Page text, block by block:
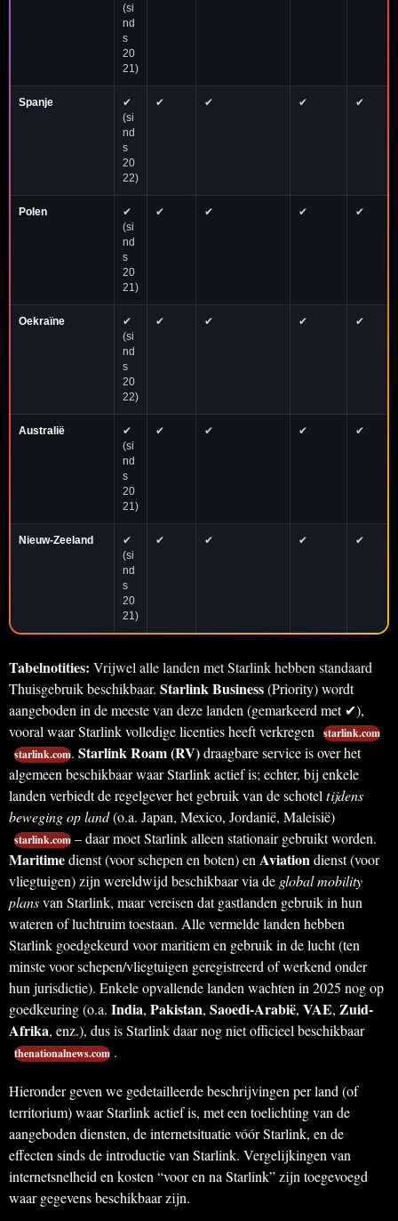
(si
nd
s
20
21)
Spanje
✔
(si
nd
s
20
22)
✔ ✔ ✔ ✔
Polen
✔
(si
nd
s
20
21)
✔ ✔ ✔ ✔
Oekraïne
✔
(si
nd
s
20
22)
✔ ✔ ✔ ✔
Australië
✔
(si
nd
s
20
21)
✔ ✔ ✔ ✔
Nieuw-Zeeland
✔
(si
nd
s
20
21)
✔ ✔ ✔ ✔
Tabelnotities: Vrijwel alle landen met Starlink hebben standaard
Thuisgebruik beschikbaar. Starlink Business(Priority) wordt
aangeboden in de meeste van deze landen (gemarkeerd met ✔),
vooral waar Starlink volledige licenties heeft verkregen starlink.com
starlink.com. Starlink Roam (RV)draagbare service is over het
algemeen beschikbaar waar Starlink actief is; echter, bij enkele
landen verbiedt de regelgever het gebruik van de schoteltijdens
beweging op land(o.a. Japan, Mexico, Jordanië, Maleisië)
starlink.com – daar moet Starlink alleen stationair gebruikt worden.
Maritimedienst (voor schepen en boten) enAviationdienst (voor
vliegtuigen) zijn wereldwijd beschikbaar via de global mobility
plansvan Starlink, maar vereisen dat gastlanden gebruik in hun
wateren of luchtruim toestaan. Alle vermelde landen hebben
Starlink goedgekeurd voor maritiem en gebruik in de lucht (ten
minste voor schepen/vliegtuigen geregistreerd of werkend onder
hun jurisdictie). Enkele opvallende landen wachten in 2025 nog op
goedkeuring (o.a. India, Pakistan, Saoedi-Arabië, VAE, Zuid-
Afrika, enz.), dus is Starlink daar nog niet officieel beschikbaar
thenationalnews.com .
Hieronder geven we gedetailleerde beschrijvingen per land (of
territorium) waar Starlink actief is, met een toelichting van de
aangeboden diensten, de internetsituatie vóór Starlink, en de
effecten sinds de introductie van Starlink. Vergelijkingen van
internetsnelheid en kosten “voor en na Starlink” zijn toegevoegd
waar gegevens beschikbaar zijn.